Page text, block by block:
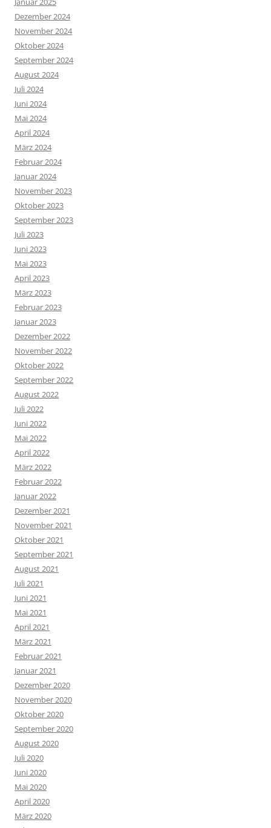
Dezember 2024
November 2024
Oktober 2024
September 2024
August 2024
Juli 2024
Juni 2024
Mai 2024
April 2024
März 2024
Februar 2024
Januar 2024
November 2023
Oktober 2023
September 2023
Juli 2023
Juni 2023
Mai 2023
April 2023
März 2023
Februar 2023
Januar 2023
Dezember 2022
November 2022
Oktober 2022
September 2022
August 2022
Juli 2022
Juni 2022
Mai 2022
April 2022
März 2022
Februar 2022
Januar 2022
Dezember 2021
November 2021
Oktober 2021
September 2021
August 2021
Juli 2021
Juni 2021
Mai 2021
April 2021
März 2021
Februar 2021
Januar 2021
Dezember 2020
November 2020
Oktober 2020
September 2020
August 2020
Juli 2020
Juni 2020
Mai 2020
April 2020
März 2020